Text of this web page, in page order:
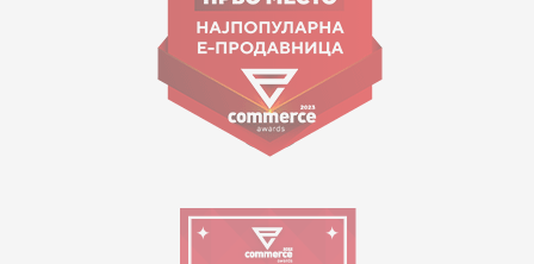
Работно време:
09:00 до 17:00